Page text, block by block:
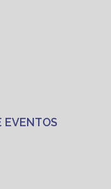
EVENTOS